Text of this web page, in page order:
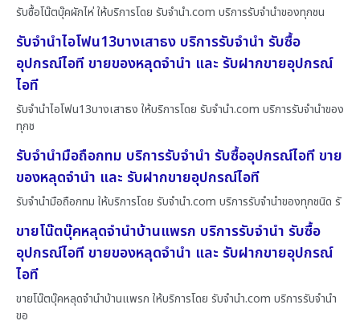
รับซื้อโน๊ตบุ๊คผักไห่ ให้บริการโดย รับจํานํา.com บริการรับจำนำของทุกชน
รับจำนำไอโฟน13บางเสาธง บริการรับจำนำ รับซื้อ
อุปกรณ์ไอที ขายของหลุดจำนำ และ รับฝากขายอุปกรณ์
ไอที
รับจำนำไอโฟน13บางเสาธง ให้บริการโดย รับจํานํา.com บริการรับจำนำของ
ทุกช
รับจำนำมือถือกทม บริการรับจำนำ รับซื้ออุปกรณ์ไอที ขาย
ของหลุดจำนำ และ รับฝากขายอุปกรณ์ไอที
รับจำนำมือถือกทม ให้บริการโดย รับจํานํา.com บริการรับจำนำของทุกชนิด รั
ขายโน๊ตบุ๊คหลุดจำนำบ้านแพรก บริการรับจำนำ รับซื้อ
อุปกรณ์ไอที ขายของหลุดจำนำ และ รับฝากขายอุปกรณ์
ไอที
ขายโน๊ตบุ๊คหลุดจำนำบ้านแพรก ให้บริการโดย รับจํานํา.com บริการรับจำนำ
ขอ